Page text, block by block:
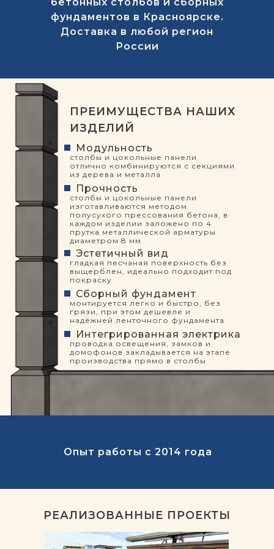
бетонных столбов и сборных
фундаментов в Красноярске.
Доставка в любой регион
России
ПРЕИМУЩЕСТВА НАШИХ
ИЗДЕЛИЙ
монтируется легко и быстро, без
грязи, при этом дешевле и
надёжней ленточного фундамента
столбы и цокольные панели
отлично комбинируются с секциями
из дерева и металла
гладкая песчаная поверхность без
выщерблен, идеально подходит под
покраску
проводка освещения, замков и
домофонов закладывается на этапе
производства прямо в столбы
столбы и цокольные панели
изготавливаются методом
полусухого прессования бетона, в
каждом изделии заложено по 4
прутка металлической арматуры
диаметром 8 мм
Прочность
Модульность
Эстетичный вид
Сборный фундамент
Интегрированная электрика
Опыт работы с 2014 года
РЕАЛИЗОВАННЫЕ ПРОЕКТЫ